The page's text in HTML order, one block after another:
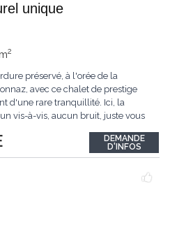
unique
2
préservé, à l'orée de la
avec ce chalet de prestige
d'une rare tranquillité. Ici, la
vis-à-vis, aucun bruit, juste vous
et ses matériaux nobles.
DEMANDE
D'INFOS